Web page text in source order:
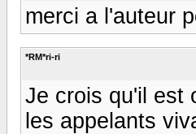
merci a l'auteur
*RM*ri-ri
Je crois qu'il est
les appelants